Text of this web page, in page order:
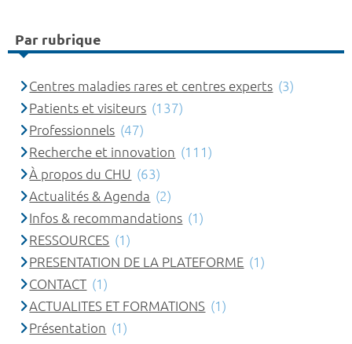
Par rubrique
Centres maladies rares et centres experts (3)
Patients et visiteurs (137)
Professionnels (47)
Recherche et innovation (111)
À propos du CHU (63)
Actualités & Agenda (2)
Infos & recommandations (1)
RESSOURCES (1)
PRESENTATION DE LA PLATEFORME (1)
CONTACT (1)
ACTUALITES ET FORMATIONS (1)
Présentation (1)